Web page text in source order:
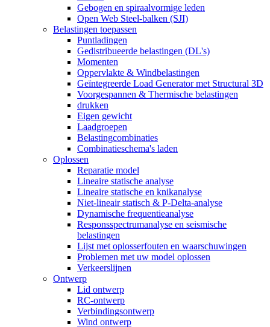
Gebogen en spiraalvormige leden
Open Web Steel-balken (SJI)
Belastingen toepassen
Puntladingen
Gedistribueerde belastingen (DL's)
Momenten
Oppervlakte & Windbelastingen
Geïntegreerde Load Generator met Structural 3D
Voorgespannen & Thermische belastingen
drukken
Eigen gewicht
Laadgroepen
Belastingcombinaties
Combinatieschema's laden
Oplossen
Reparatie model
Lineaire statische analyse
Lineaire statische en knikanalyse
Niet-lineair statisch & P-Delta-analyse
Dynamische frequentieanalyse
Responsspectrumanalyse en seismische
belastingen
Lijst met oplosserfouten en waarschuwingen
Problemen met uw model oplossen
Verkeerslijnen
Ontwerp
Lid ontwerp
RC-ontwerp
Verbindingsontwerp
Wind ontwerp